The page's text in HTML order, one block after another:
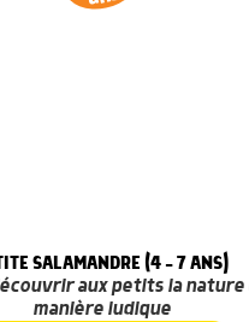
SALAMANDRE (4 - 7 ANS)
aux petits la nature
manière ludique